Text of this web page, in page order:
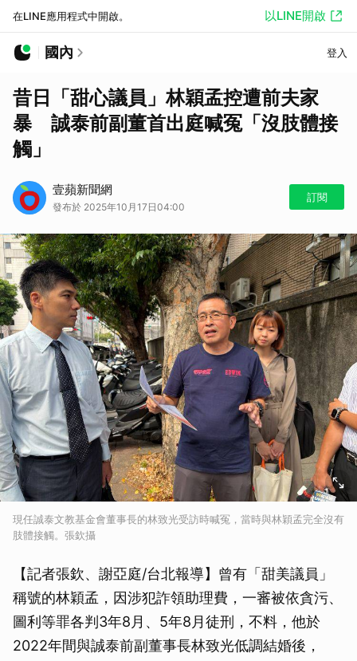
在LINE應用程式中開啟。 以LINE開啟
國內 登入
昔日「甜心議員」林穎孟控遭前夫家
暴 誠泰前副董首出庭喊冤「沒肢體接
觸」
壹蘋新聞網
發布於 2025年10月17日04:00
訂閱
現任誠泰文教基金會董事長的林致光受訪時喊冤，當時與林穎孟完全沒有
肢體接觸。張欽攝
【記者張欽、謝亞庭/台北報導】曾有「甜美議員」
稱號的林穎孟，因涉犯詐領助理費，一審被依貪污、
圖利等罪各判3年8月、5年8月徒刑，不料，他於
2022年間與誠泰前副董事長林致光低調結婚後，